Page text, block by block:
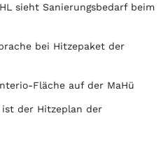
sieht Sanierungsbedarf beim
bei Hitzepaket der
Fläche auf der MaHü
der Hitzeplan der